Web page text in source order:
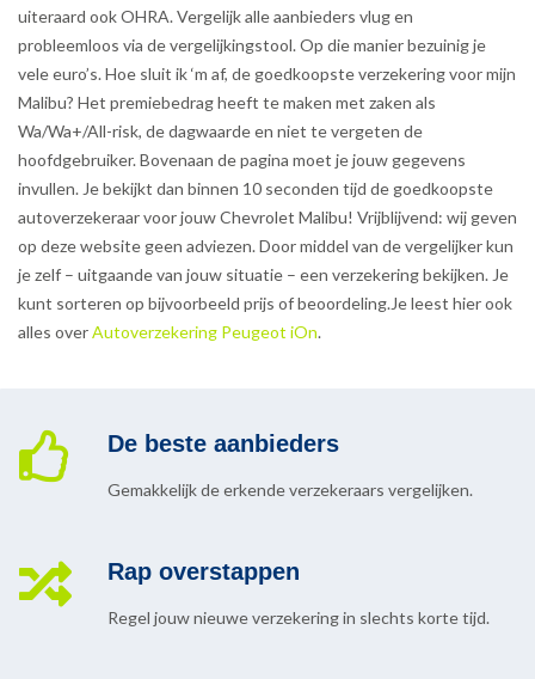
uiteraard ook OHRA. Vergelijk alle aanbieders vlug en
probleemloos via de vergelijkingstool. Op die manier bezuinig je
vele euro’s. Hoe sluit ik ‘m af, de goedkoopste verzekering voor mijn
Malibu? Het premiebedrag heeft te maken met zaken als
Wa/Wa+/All-risk, de dagwaarde en niet te vergeten de
hoofdgebruiker. Bovenaan de pagina moet je jouw gegevens
invullen. Je bekijkt dan binnen 10 seconden tijd de goedkoopste
autoverzekeraar voor jouw Chevrolet Malibu! Vrijblijvend: wij geven
op deze website geen adviezen. Door middel van de vergelijker kun
je zelf – uitgaande van jouw situatie – een verzekering bekijken. Je
kunt sorteren op bijvoorbeeld prijs of beoordeling.Je leest hier ook
alles overAutoverzekering Peugeot iOn.
De beste aanbieders
Gemakkelijk de erkende verzekeraars vergelijken.
Rap overstappen
Regel jouw nieuwe verzekering in slechts korte tijd.